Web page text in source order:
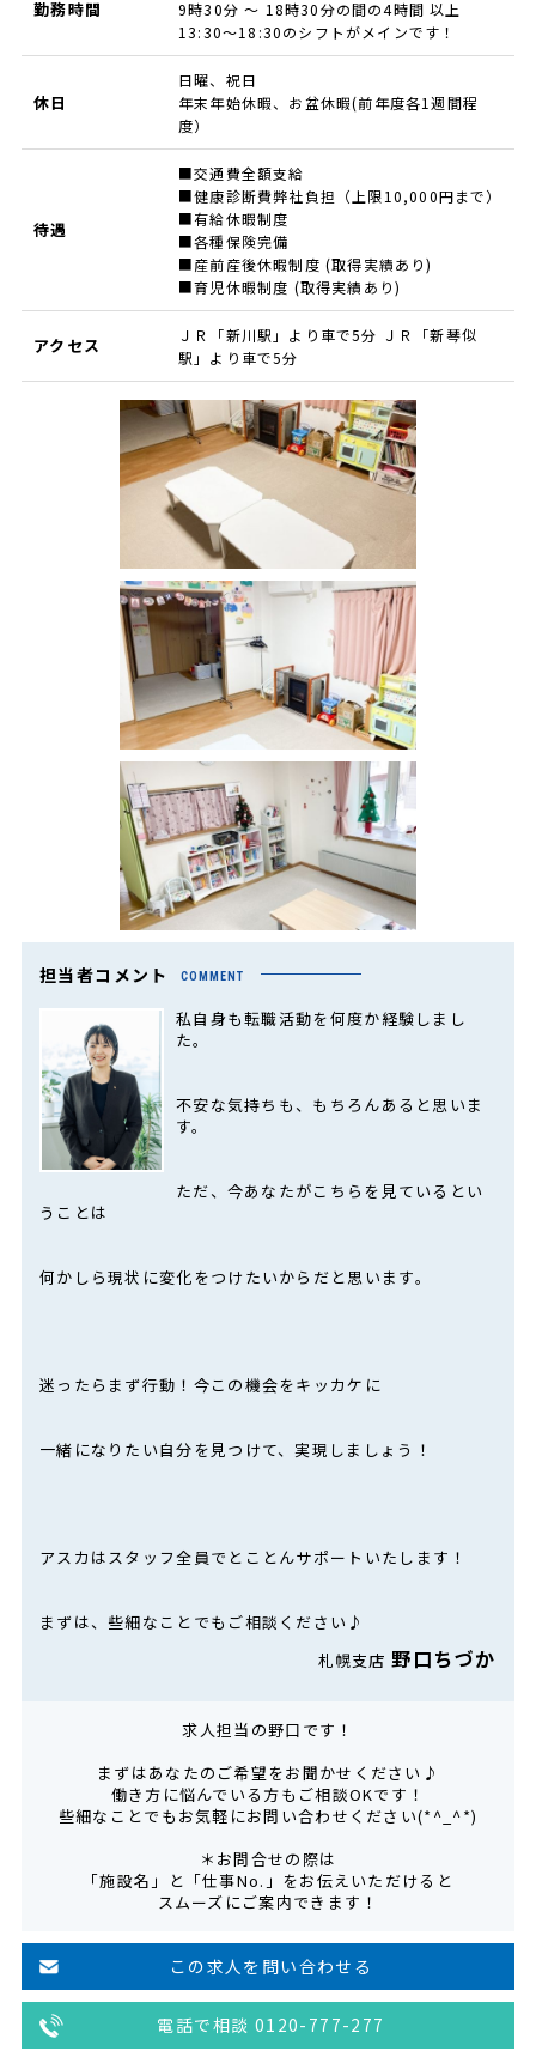
勤務時間
9時30分 ～ 18時30分の間の4時間 以上
13:30～18:30のシフトがメインです！
休日
日曜、祝日
年末年始休暇、お盆休暇(前年度各1週間程
度）
待遇
■交通費全額支給
■健康診断費弊社負担（上限10,000円まで）
■有給休暇制度
■各種保険完備
■産前産後休暇制度 (取得実績あり)
■育児休暇制度 (取得実績あり)
アクセス
ＪＲ「新川駅」より車で5分 ＪＲ「新琴似
駅」より車で5分
担当者コメント COMMENT
私自身も転職活動を何度か経験しまし
た。
不安な気持ちも、もちろんあると思いま
す。
ただ、今あなたがこちらを見ているとい
うことは
何かしら現状に変化をつけたいからだと思います。
迷ったらまず行動！今この機会をキッカケに
一緒になりたい自分を見つけて、実現しましょう！
アスカはスタッフ全員でとことんサポートいたします！
まずは、些細なことでもご相談ください♪
札幌支店 野口ちづか
求人担当の野口です！
まずはあなたのご希望をお聞かせください♪
働き方に悩んでいる方もご相談OKです！
些細なことでもお気軽にお問い合わせください(*^_^*)
＊お問合せの際は
「施設名」と「仕事No.」をお伝えいただけると
スムーズにご案内できます！
この求人を問い合わせる
電話で相談 0120-777-277